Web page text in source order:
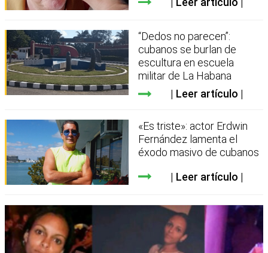
“Dedos no parecen”:
cubanos se burlan de
escultura en escuela
militar de La Habana
Leer artículo
«Es triste»: actor Erdwin
Fernández lamenta el
éxodo masivo de cubanos
Leer artículo